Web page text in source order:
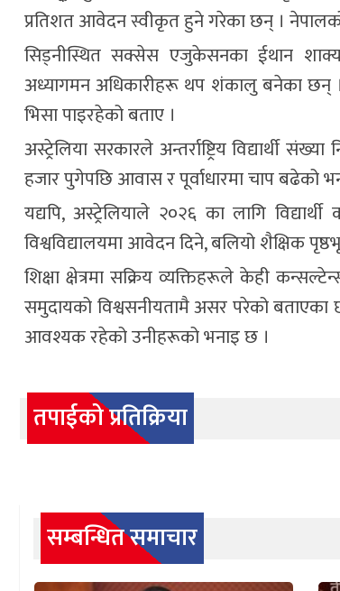
प्रतिशत आवेदन स्वीकृत हुने गरेका छन् ।
सिड्नीस्थित सक्सेस एजुकेसनका ईथान
अध्यागमन अधिकारीहरू थप शंकालु बनेका छन् ।
भिसा पाइरहेको बताए ।
अस्ट्रेलिया सरकारले अन्तर्राष्ट्रिय
हजार पुगेपछि आवास र पूर्वाधारमा चाप बढेको
यद्यपि, अस्ट्रेलियाले २०२६ का लागि
विश्वविद्यालयमा आवेदन दिने, बलियो शैक्षिक
शिक्षा क्षेत्रमा सक्रिय व्यक्तिहरूले केही
समुदायको विश्वसनीयतामै असर परेको बताएका
आवश्यक रहेको उनीहरूको भनाइ छ ।
तपाईको प्रतिक्रिया
सम्बन्धित समाचार